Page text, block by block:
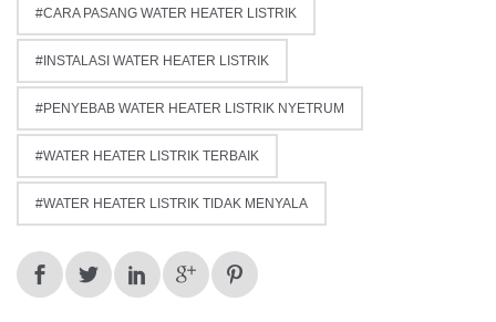
CARA PASANG WATER HEATER LISTRIK
INSTALASI WATER HEATER LISTRIK
PENYEBAB WATER HEATER LISTRIK NYETRUM
WATER HEATER LISTRIK TERBAIK
WATER HEATER LISTRIK TIDAK MENYALA